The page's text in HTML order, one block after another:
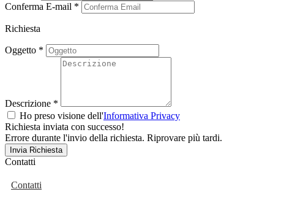
Conferma E-mail *
Richiesta
Oggetto *
Descrizione *
Ho preso visione dell'Informativa Privacy
Richiesta inviata con successo!
Errore durante l'invio della richiesta. Riprovare più tardi.
Contatti
Contatti